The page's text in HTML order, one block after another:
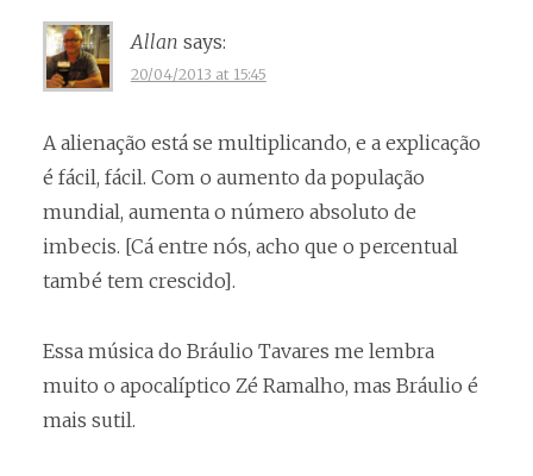
Allan says:
20/04/2013 at 15:45
A alienação está se multiplicando, e a explicação
é fácil, fácil. Com o aumento da população
mundial, aumenta o número absoluto de
imbecis. [Cá entre nós, acho que o percentual
també tem crescido].
Essa música do Bráulio Tavares me lembra
muito o apocalíptico Zé Ramalho, mas Bráulio é
mais sutil.